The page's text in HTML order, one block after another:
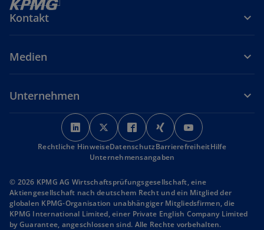
Kontakt
Medien
Unternehmen
w
i
r
d
n
e
i
w
i
r
d
n
e
i
w
i
r
d
n
e
i
w
i
r
i
n
e
i
i
r
n
e
i
Rechtliche HinweiseDatenschutzBarrierefreiheitHilfe
Unternehmensangaben
© 2026 KPMG AG Wirtschaftsprüfungsgesellschaft, eine
Aktiengesellschaft nach deutschem Recht und ein Mitglied der
globalen KPMG-Organisation unabhängiger Mitgliedsfirmen, die
KPMG International Limited, einer Private English Company Limited
by Guarantee, angeschlossen sind. Alle Rechte vorbehalten.